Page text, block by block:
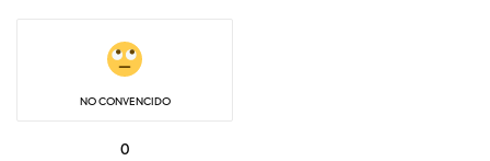
NO CONVENCIDO
0